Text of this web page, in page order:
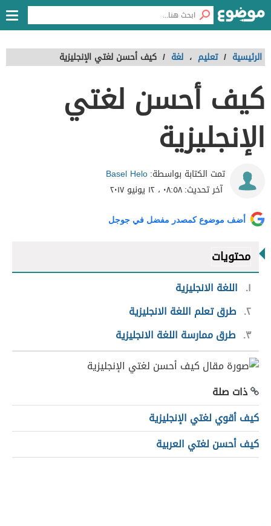
الرئيسية / تعليم ، لغة / كيف أحسن لغتي الإنجليزية
كيف أحسن لغتي
الإنجليزية
تمت الكتابة بواسطة:Basel Helo
آخر تحديث:٠٨:٥٨ ، ١٢ يونيو ٢٠١٧
أضف موضوع كمصدر مفضل في جوجل
محتويات
١
اللغة الانجليزية
٢ طرق تعلم اللغة الانجليزية
٣ طرق ممارسة اللغة الانجليزية
ذات صلة
كيف أقوي لغتي الإنجليزية
كيف أحسن لغتي العربية